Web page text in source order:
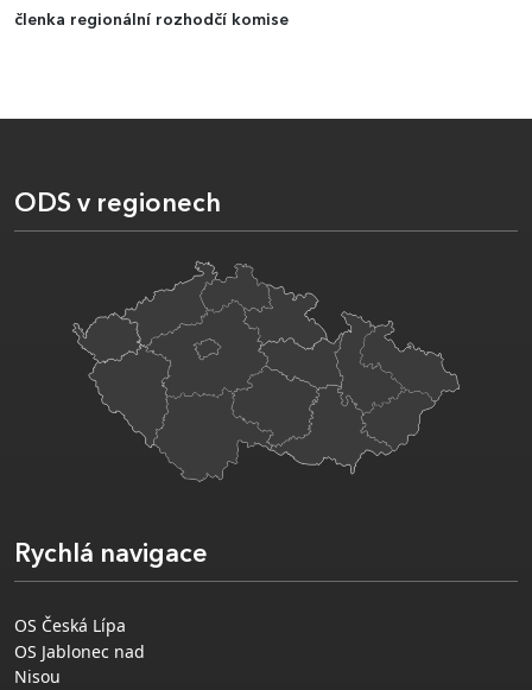
členka regionální rozhodčí komise
ODS v regionech
Rychlá navigace
OS Česká Lípa
OS Jablonec nad
Nisou